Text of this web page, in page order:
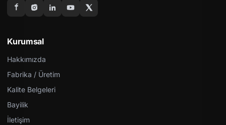
Kurumsal
Hakkımızda
Fabrika / Üretim
Kalite Belgeleri
Bayilik
İletişim